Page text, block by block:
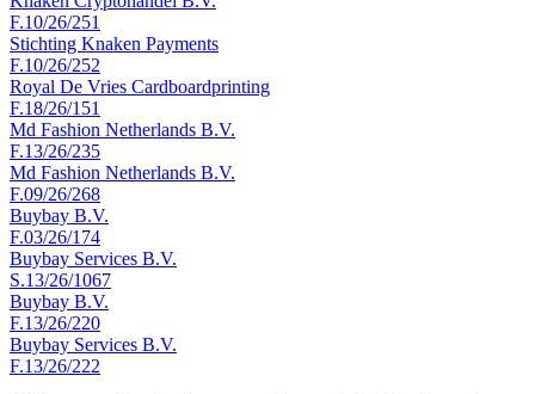
F.10/26/251
Stichting Knaken Payments
F.10/26/252
Royal De Vries Cardboardprinting
F.18/26/151
Md Fashion Netherlands B.V.
F.13/26/235
Md Fashion Netherlands B.V.
F.09/26/268
Buybay B.V.
F.03/26/174
Buybay Services B.V.
S.13/26/1067
Buybay B.V.
F.13/26/220
Buybay Services B.V.
F.13/26/222